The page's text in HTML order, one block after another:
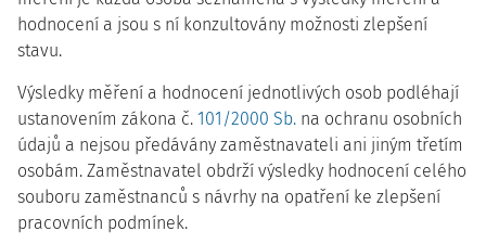
hodnocení a jsou s ní konzultovány možnosti zlepšení
stavu.
Výsledky měření a hodnocení jednotlivých osob podléhají
ustanovením zákona č. 101/2000 Sb. na ochranu osobních
údajů a nejsou předávány zaměstnavateli ani jiným třetím
osobám. Zaměstnavatel obdrží výsledky hodnocení celého
souboru zaměstnanců s návrhy na opatření ke zlepšení
pracovních podmínek.